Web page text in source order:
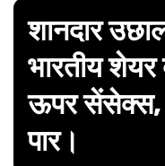
शानदार
भारतीय
ऊपर सेंसेक्स,
पार।